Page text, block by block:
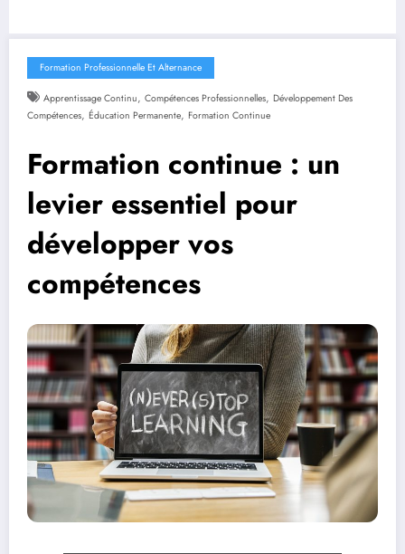
Formation Professionnelle Et Alternance
Apprentissage Continu, Compétences Professionnelles, Développement Des
Compétences, Éducation Permanente, Formation Continue
Formation continue : un
levier essentiel pour
développer vos
compétences